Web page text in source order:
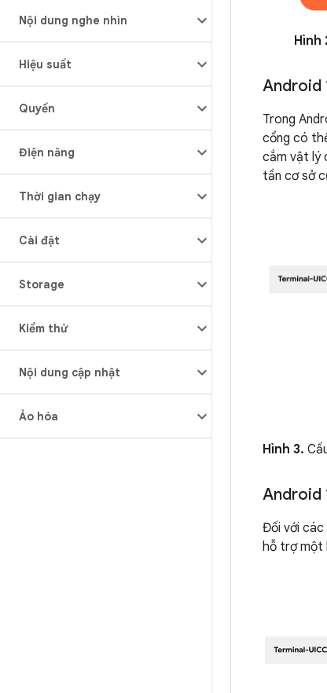
Nội dung nghe nhìn
Hiệu suất
Quyền
Điện năng
Thời gian chạy
Cài đặt
Storage
Kiểm thử
Nội dung cập nhật
Ảo hóa
Hình
Android
Trong
cổng có
cắm vật lý
tần cơ sở
Hình 3.
Android
Đối với các
hỗ trợ một